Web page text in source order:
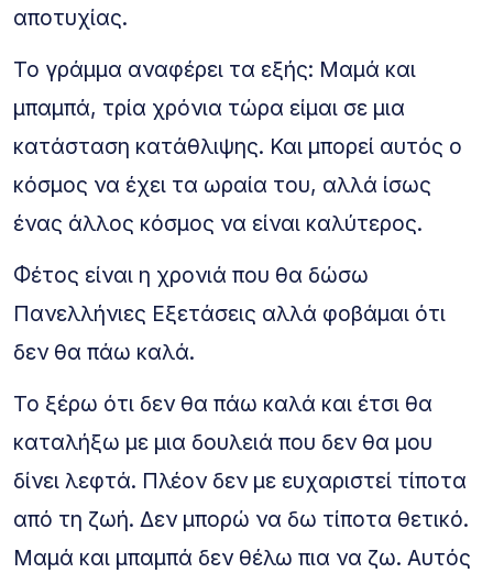
αποτυχίας.
Το γράμμα αναφέρει τα εξής: Μαμά και
μπαμπά, τρία χρόνια τώρα είμαι σε μια
κατάσταση κατάθλιψης. Και μπορεί αυτός ο
κόσμος να έχει τα ωραία του, αλλά ίσως
ένας άλλος κόσμος να είναι καλύτερος.
Φέτος είναι η χρονιά που θα δώσω
Πανελλήνιες Εξετάσεις αλλά φοβάμαι ότι
δεν θα πάω καλά.
Το ξέρω ότι δεν θα πάω καλά και έτσι θα
καταλήξω με μια δουλειά που δεν θα μου
δίνει λεφτά. Πλέον δεν με ευχαριστεί τίποτα
από τη ζωή. Δεν μπορώ να δω τίποτα θετικό.
Μαμά και μπαμπά δεν θέλω πια να ζω. Αυτός